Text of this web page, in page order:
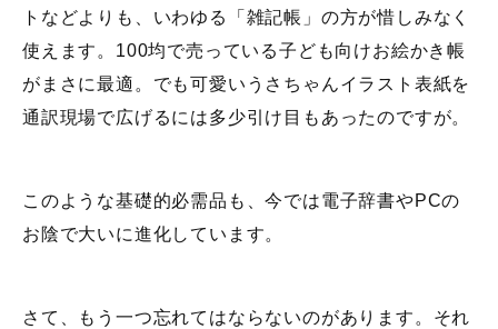
トなどよりも、いわゆる「雑記帳」の方が惜しみなく
使えます。100均で売っている子ども向けお絵かき帳
がまさに最適。でも可愛いうさちゃんイラスト表紙を
通訳現場で広げるには多少引け目もあったのですが。
このような基礎的必需品も、今では電子辞書やPCの
お陰で大いに進化しています。
さて、もう一つ忘れてはならないのがあります。それ